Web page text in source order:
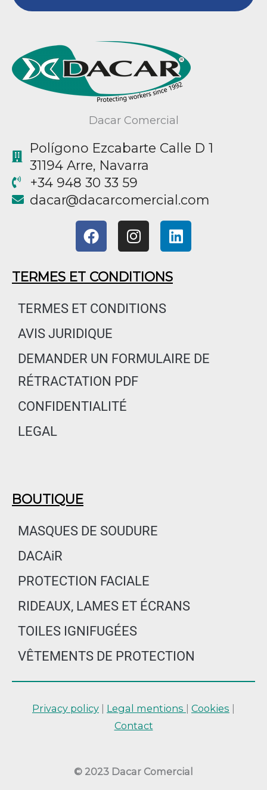
Dacar Comercial
Polígono Ezcabarte Calle D 1
31194 Arre, Navarra
+34 948 30 33 59
moc.laicremocracad
@racad
F
a
e
b
o
k
I
n
t
a
g
m
L
i
TERMES ET CONDITIONS
TERMES ET CONDITIONS
AVIS JURIDIQUE
DEMANDER UN FORMULAIRE DE
RÉTRACTATION PDF
CONFIDENTIALITÉ
LEGAL
BOUTIQUE
MASQUES DE SOUDURE
DACAiR
PROTECTION FACIALE
RIDEAUX, LAMES ET ÉCRANS
TOILES IGNIFUGÉES
VÊTEMENTS DE PROTECTION
© 2023 Dacar Comercial
Privacy policy | Legal mentions | Cookies |
Contact